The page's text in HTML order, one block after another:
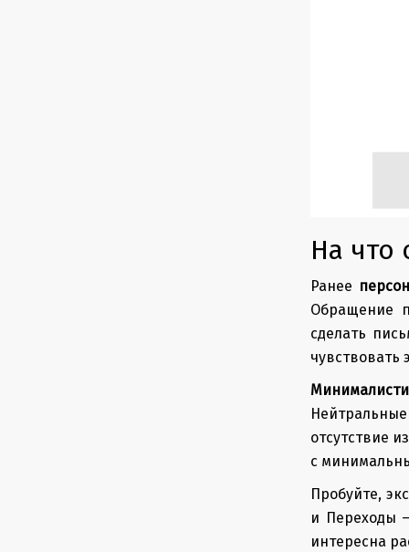
На что
Ранее
Обращение
сделать
чувствовать
отсутствие
с
Пробуйте,
и Переходы
интересна